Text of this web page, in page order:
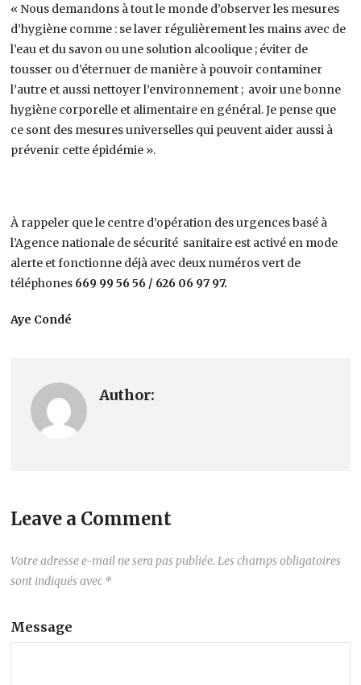
« Nous demandons à tout le monde d’observer les mesures
d’hygiène comme : se laver régulièrement les mains avec de
l’eau et du savon ou une solution alcoolique ; éviter de
tousser ou d’éternuer de manière à pouvoir contaminer
l’autre et aussi nettoyer l’environnement ; avoir une bonne
hygiène corporelle et alimentaire en général. Je pense que
ce sont des mesures universelles qui peuvent aider aussi à
prévenir cette épidémie ».
À rappeler que le centre d’opération des urgences basé à
l’Agence nationale de sécurité sanitaire est activé en mode
alerte et fonctionne déjà avec deux numéros vert de
téléphones 669 99 56 56 / 626 06 97 97.
Aye Condé
Author:
Leave a Comment
Votre adresse e-mail ne sera pas publiée. Les champs obligatoires
sont indiqués avec *
Message